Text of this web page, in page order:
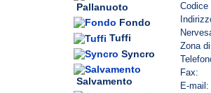
Pallanuoto
Fondo
Tuffi
Syncro
Salvamento
Codice
Zona
Fax:
E-mail: